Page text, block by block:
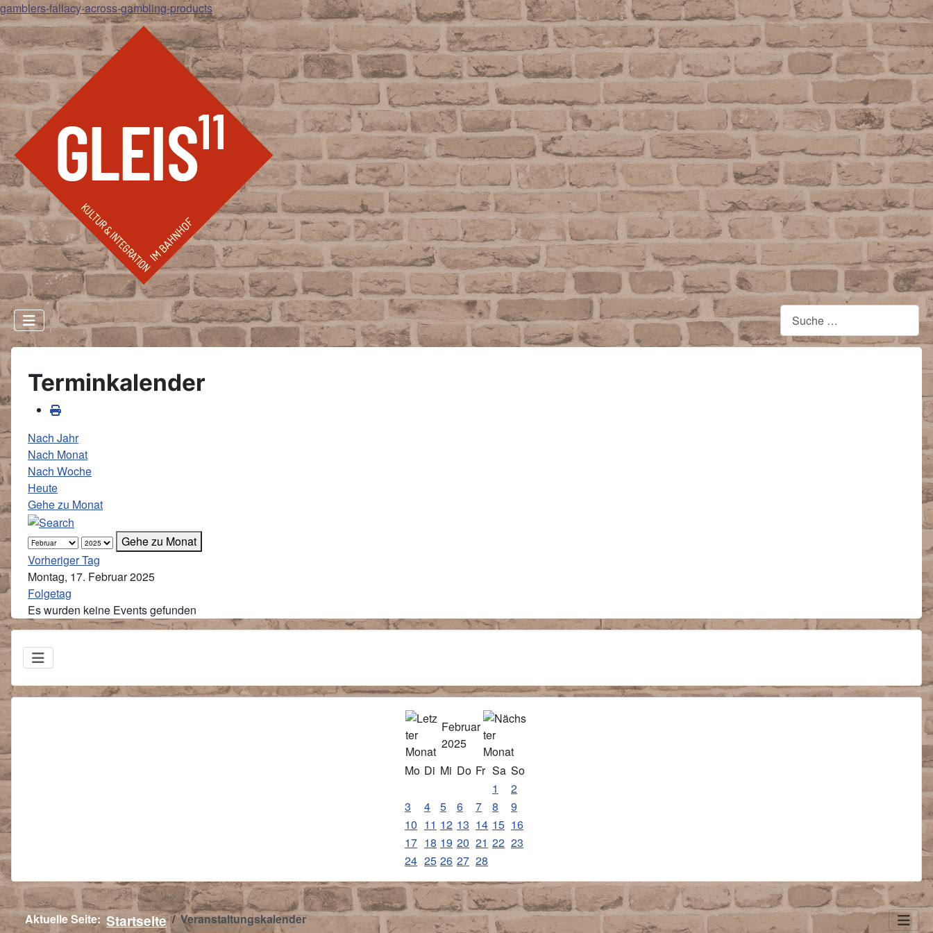
gamblers-fallacy-across-gambling-products
Februar
2025
Mo Di Mi Do Fr Sa So
1
2
3
4 5 6 7 8
9
10 11 12 13 14 15 16
17 18 19 20 21 22 23
24 25 26 27 28
Terminkalender
Nach Jahr
Nach Monat
Nach Woche
Heute
Gehe zu Monat
Gehe zu Monat
Vorheriger Tag
Montag, 17. Februar 2025
Folgetag
Es wurden keine Events gefunden
Aktuelle Seite:Startseite Veranstaltungskalender